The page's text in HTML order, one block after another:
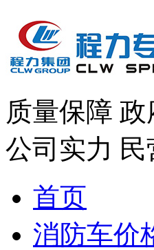
质量保障 政
公司实力
首页
消防车价